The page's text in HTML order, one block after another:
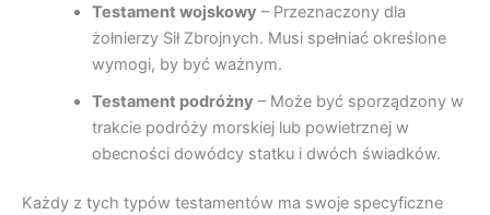
Testament wojskowy – Przeznaczony dla
żołnierzy Sił Zbrojnych. Musi spełniać określone
wymogi, by być ważnym.
Testament podróżny – Może być sporządzony w
trakcie podróży morskiej lub powietrznej w
obecności dowódcy statku i dwóch świadków.
Każdy z tych typów testamentów ma swoje specyficzne